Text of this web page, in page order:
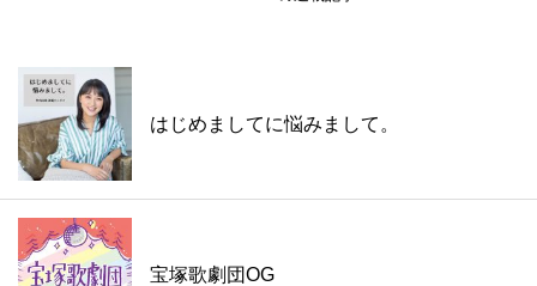
はじめましてに悩みまして。
宝塚歌劇団OG